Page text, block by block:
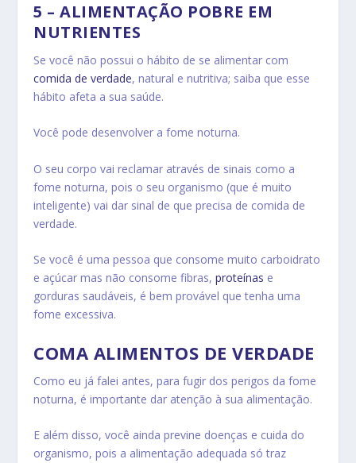
5 – ALIMENTAÇÃO POBRE EM
NUTRIENTES
Se você não possui o hábito de se alimentar com
comida de verdade, natural e nutritiva; saiba que esse
hábito afeta a sua saúde.
Você pode desenvolver a fome noturna.
O seu corpo vai reclamar através de sinais como a
fome noturna, pois o seu organismo (que é muito
inteligente) vai dar sinal de que precisa de comida de
verdade.
Se você é uma pessoa que consome muito carboidrato
e açúcar mas não consome fibras, proteínas e
gorduras saudáveis, é bem provável que tenha uma
fome excessiva.
COMA ALIMENTOS DE VERDADE
Como eu já falei antes, para fugir dos perigos da fome
noturna, é importante dar atenção à sua alimentação.
E além disso, você ainda previne doenças e cuida do
organismo, pois a alimentação adequada só traz